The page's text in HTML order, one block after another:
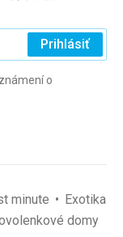
Prihlásiť
o
minute
Exotika
domy